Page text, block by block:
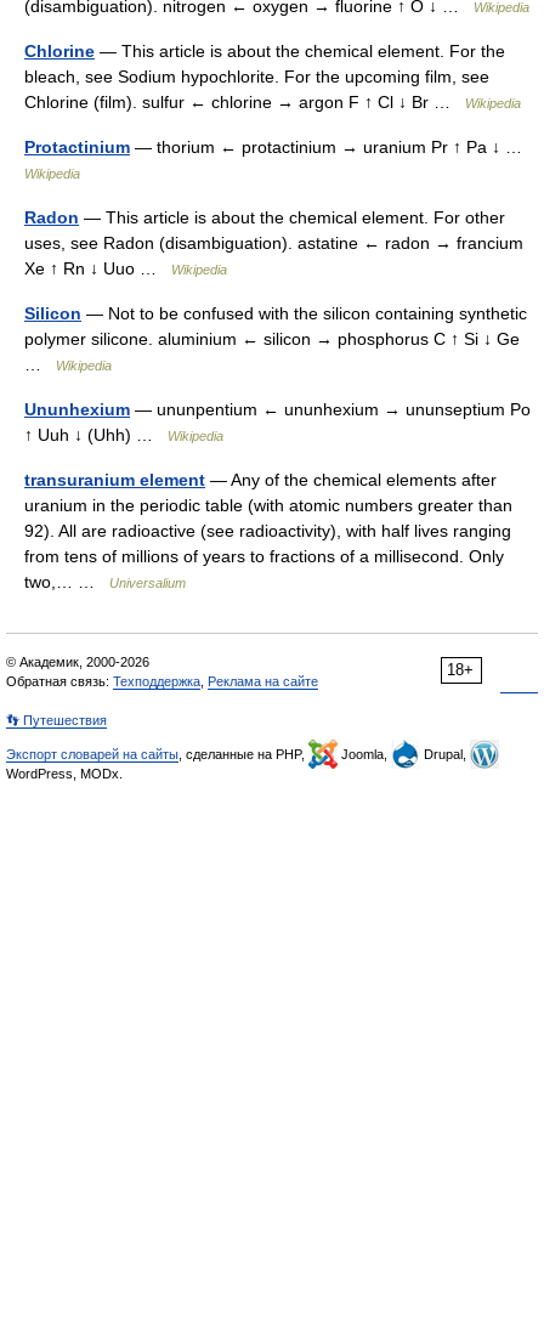
(disambiguation). nitrogen ← oxygen → fluorine ↑ O ↓ …
Wikipedia
Chlorine — This article is about the chemical element. For the
bleach, see Sodium hypochlorite. For the upcoming film, see
Chlorine (film). sulfur ← chlorine → argon F ↑ Cl ↓ Br …
Wikipedia
Protactinium — thorium ← protactinium → uranium Pr ↑ Pa ↓ …
Wikipedia
Radon — This article is about the chemical element. For other
uses, see Radon (disambiguation). astatine ← radon → francium
Xe ↑ Rn ↓ Uuo …
Wikipedia
Silicon — Not to be confused with the silicon containing synthetic
polymer silicone. aluminium ← silicon → phosphorus C ↑ Si ↓ Ge
Wikipedia
Ununhexium — ununpentium ← ununhexium → ununseptium Po
↑ Uuh ↓ (Uhh) …
Wikipedia
transuranium element — Any of the chemical elements after
uranium in the periodic table (with atomic numbers greater than
92). All are radioactive (see radioactivity), with half lives ranging
from tens of millions of years to fractions of a millisecond. Only
two,… …
Universalium
18+
© Академик, 2000-2026
Обратная связь: Техподдержка Реклама на сайте
👣 Путешествия
Экспорт словарей на сайты , сделанные на PHP, Joomla,
Drupal,
WordPress, MODx.